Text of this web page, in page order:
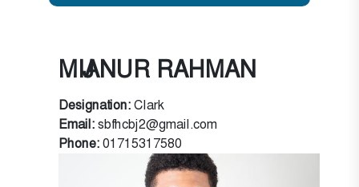
MIJANUR RAHMAN
Designation:Clark
Email:sbfhcbj2@gmail.com
Phone:01715317580